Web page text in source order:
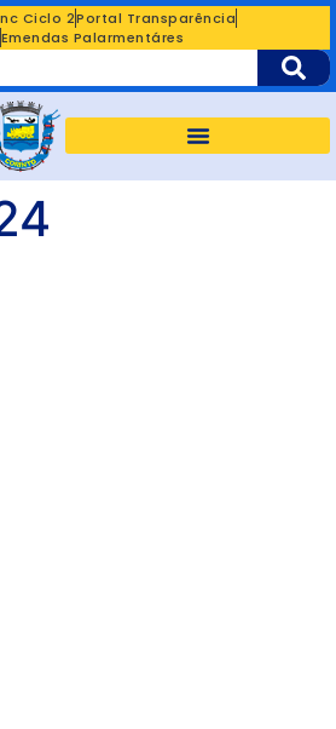
Ciclo 2Portal Transparência
Emendas Palarmentáres